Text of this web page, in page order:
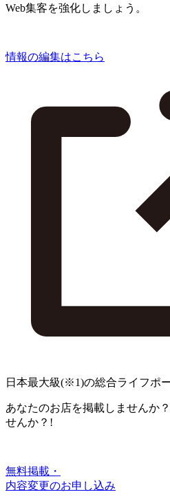
Web集客を強化しましょう。
情報の編集はこちら
日本最大級(※1)の総合ライフポ
あなたのお店を掲載しませんか？
せんか？!
無料掲載・
内容変更のお申し込み